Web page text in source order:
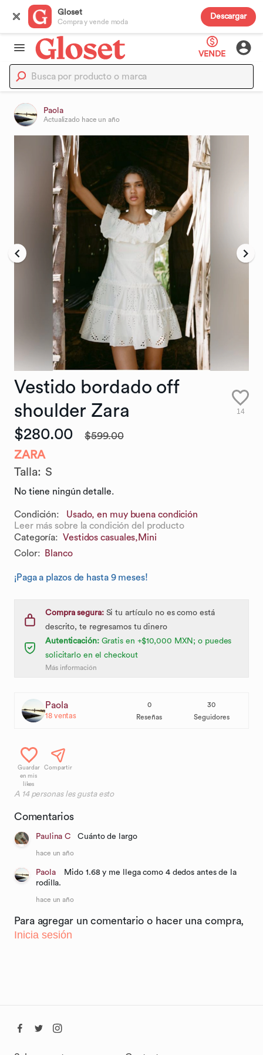
Gloset
Compra y vende moda
Descargar
VENDE
Paola
Actualizado hace un año
Vestido bordado off
shoulder Zara 14
$280.00 $599.00
ZARA
Talla: S
No tiene ningún detalle.
Condición:
Usado, en muy buena condición
Leer más sobre la condición del producto
Categoría: Vestidos casuales, Mini
Color: Blanco
¡Paga a plazos de hasta 9 meses!
Compra segura:Si tu artículo no es como está
descrito, te regresamos tu dinero
Autenticación:Gratis en +$10,000 MXN; o puedes
solicitarlo en el checkout
Más información
Paola
18ventas
0
Reseñas
30
Seguidores
Guardar
en mis
likes
Compartir
A 14personas les gusta esto
Comentarios
Paulina C Cuánto de largo
hace un año
Paola
Mido 1.68 y me llega como 4 dedos antes de la
rodilla.
hace un año
Para agregar un comentario o hacer una compra,
Inicia sesión